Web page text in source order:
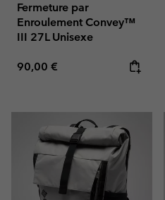
Fermeture par
Enroulement Convey™
III 27L Unisexe
Regular price:
90,00 €